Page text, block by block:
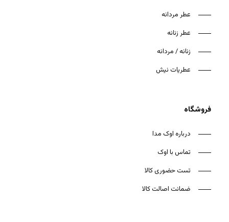
عطر مردانه
عطر زنانه
زنانه / مردانه
عطریات نیش
فروشگاه
درباره اوک مدا
تماس با اوک
تست حضوری کالا
ضمانت اصالت کالا